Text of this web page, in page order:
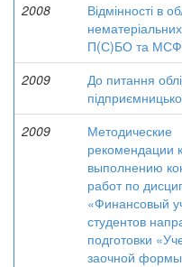
2008
Відмінності в
П(С)БО та
2009
До питання
2009
Методические
рекомендации к
выполнению
работ по
«Финансовый
студентов
подготовки
заочной